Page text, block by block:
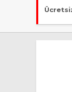
Malesef,
Evet,